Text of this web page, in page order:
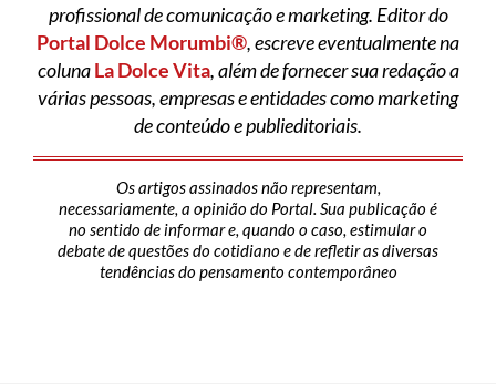
profissional de comunicação e marketing. Editor do
Portal Dolce Morumbi®, escreve eventualmente na
colunaLa Dolce Vita, além de fornecer sua redação a
várias pessoas, empresas e entidades como marketing
de conteúdo e publieditoriais.
Os artigos assinados não representam,
necessariamente, a opinião do Portal. Sua publicação é
no sentido de informar e, quando o caso, estimular o
debate de questões do cotidiano e de refletir as diversas
tendências do pensamento contemporâneo